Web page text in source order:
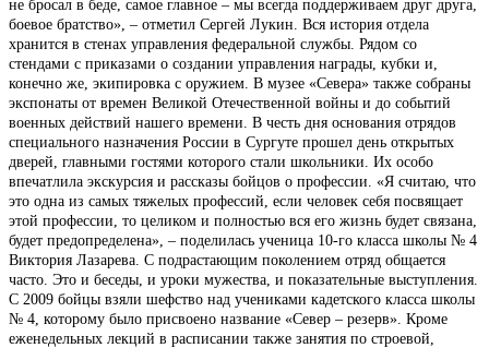
не бросал в беде, самое главное – мы всегда поддерживаем друг друга,
боевое братство», – отметил Сергей Лукин. Вся история отдела
хранится в стенах управления федеральной службы. Рядом со
стендами с приказами о создании управления награды, кубки и,
конечно же, экипировка с оружием. В музее «Севера» также собраны
экспонаты от времен Великой Отечественной войны и до событий
военных действий нашего времени. В честь дня основания отрядов
специального назначения России в Сургуте прошел день открытых
дверей, главными гостями которого стали школьники. Их особо
впечатлила экскурсия и рассказы бойцов о профессии. «Я считаю, что
это одна из самых тяжелых профессий, если человек себя посвящает
этой профессии, то целиком и полностью вся его жизнь будет связана,
будет предопределена», – поделилась ученица 10-го класса школы № 4
Виктория Лазарева. С подрастающим поколением отряд общается
часто. Это и беседы, и уроки мужества, и показательные выступления.
С 2009 бойцы взяли шефство над учениками кадетского класса школы
№ 4, которому было присвоено название «Север – резерв». Кроме
еженедельных лекций в расписании также занятия по строевой,